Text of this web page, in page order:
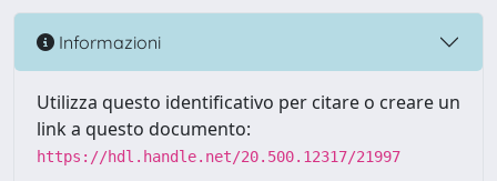
Informazioni
Utilizza questo identificativo per citare o creare un
link a questo documento:
https://hdl.handle.net/20.500.12317/21997